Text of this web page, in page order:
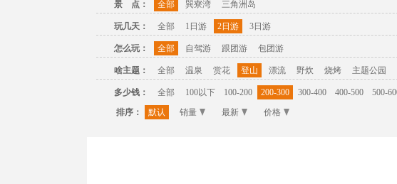
景 点： 全部 巽寮湾 三角洲岛
玩几天： 全部 1日游 2日游 3日游
怎么玩： 全部 自驾游 跟团游 包团游
啥主题： 全部 温泉 赏花 登山 漂流 野炊 烧烤 主题公园
多少钱： 全部 100以下 100-200 200-300 300-400 400-500 500-
排序：
默认 销量 最新 价格